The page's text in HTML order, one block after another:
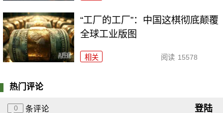
“工厂的工厂”：中国这棋彻底颠覆
全球工业版图
相关 阅读 15578
热门评论
0 条评论 登陆